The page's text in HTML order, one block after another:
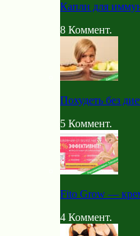
Капли для
8 Коммент.
Похудеть без
5 Коммент.
Fito Grow —
4 Коммент.